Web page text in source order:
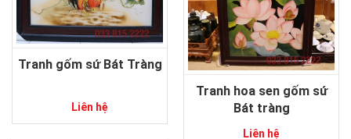
Tranh gốm sứ Bát Tràng
Liên hệ
Tranh hoa sen gốm sứ
Bát tràng
Liên hệ